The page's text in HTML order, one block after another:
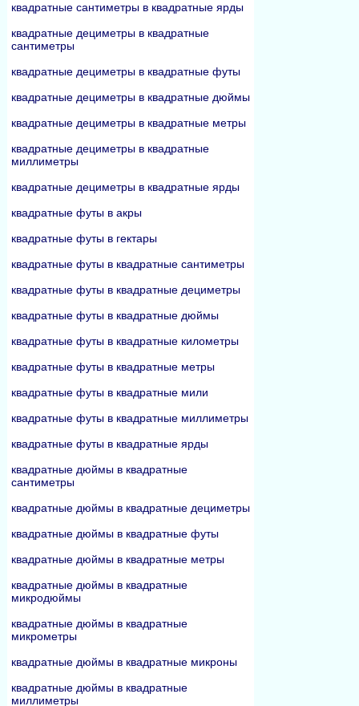
квадратные сантиметры в квадратные ярды
квадратные дециметры в квадратные
сантиметры
квадратные дециметры в квадратные футы
квадратные дециметры в квадратные дюймы
квадратные дециметры в квадратные метры
квадратные дециметры в квадратные
миллиметры
квадратные дециметры в квадратные ярды
квадратные футы в акры
квадратные футы в гектары
квадратные футы в квадратные сантиметры
квадратные футы в квадратные дециметры
квадратные футы в квадратные дюймы
квадратные футы в квадратные километры
квадратные футы в квадратные метры
квадратные футы в квадратные мили
квадратные футы в квадратные миллиметры
квадратные футы в квадратные ярды
квадратные дюймы в квадратные
сантиметры
квадратные дюймы в квадратные дециметры
квадратные дюймы в квадратные футы
квадратные дюймы в квадратные метры
квадратные дюймы в квадратные
микродюймы
квадратные дюймы в квадратные
микрометры
квадратные дюймы в квадратные микроны
квадратные дюймы в квадратные
миллиметры